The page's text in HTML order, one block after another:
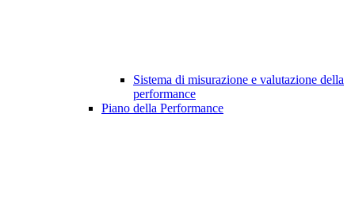
Sistema di misurazione e valutazione della
performance
Piano della Performance